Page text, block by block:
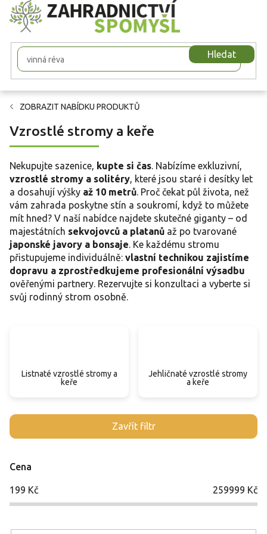
Přejít
na
obsah
Hledat
ZOBRAZIT NABÍDKU PRODUKTŮ
Vzrostlé stromy a keře
Nekupujte sazenice, kupte si čas . Nabízíme exkluzivní,
vzrostlé stromy a solitéry , které jsou staré i desítky let
a dosahují výšky až 10 metrů . Proč čekat půl života, než
vám zahrada poskytne stín a soukromí, když to můžete
mít hned? V naší nabídce najdete skutečné giganty – od
majestátních sekvojovců a platanů až po tvarované
japonské javory a bonsaje . Ke každému stromu
přistupujeme individuálně: vlastní technikou zajistíme
dopravu a zprostředkujeme profesionální výsadbu
ověřenými partnery. Rezervujte si konzultaci a vyberte si
svůj rodinný strom osobně.
Listnaté vzrostlé stromy a
keře
Jehličnaté vzrostlé stromy
a keře
Zavřít filtr
Cena
199 Kč 259999 Kč
V
ý
s
p